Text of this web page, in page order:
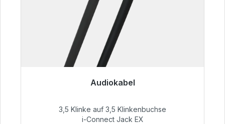
Audiokabel
51,99 €
3,5 Klinke auf 3,5 Klinkenbuchse
i-Connect Jack EX